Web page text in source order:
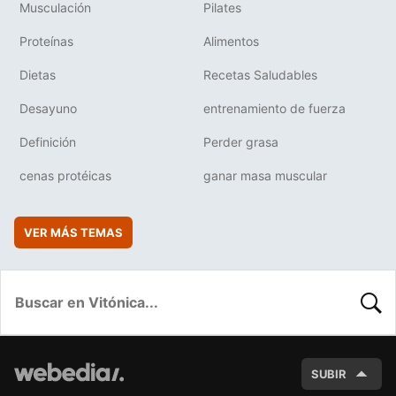
Musculación Pilates
Proteínas Alimentos
Dietas Recetas Saludables
Desayuno entrenamiento de fuerza
Definición Perder grasa
cenas protéicas ganar masa muscular
VER MÁS TEMAS
SUBIR